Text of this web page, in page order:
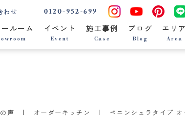
わせ
0120-952-699
ルーム イベント
Event
施工事例
Case
ブログ
Blog
エリア
Area
声 オーダーキッチン ペニンシュラタイプ